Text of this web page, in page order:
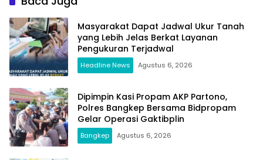
Masyarakat Dapat Jadwal Ukur Tanah
yang Lebih Jelas Berkat Layanan
Pengukuran Terjadwal
Headline News Agustus 6, 2026
Dipimpin Kasi Propam AKP Partono,
Polres Bangkep Bersama Bidpropam
Gelar Operasi Gaktibplin
Bangkep Agustus 6, 2026